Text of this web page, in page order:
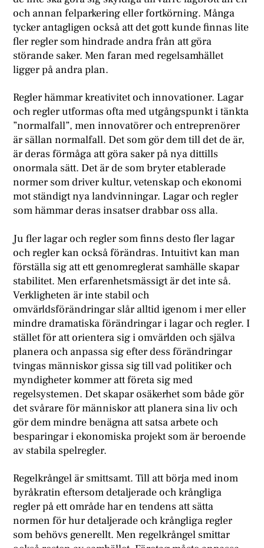
och annan felparkering eller fortkörning. Många
tycker antagligen också att det gott kunde finnas lite
fler regler som hindrade andra från att göra
störande saker. Men faran med regelsamhället
ligger på andra plan.
Regler hämmar kreativitet och innovationer. Lagar
och regler utformas ofta med utgångspunkt i tänkta
”normalfall”, men innovatörer och entreprenörer
är sällan normalfall. Det som gör dem till det de är,
är deras förmåga att göra saker på nya dittills
onormala sätt. Det är de som bryter etablerade
normer som driver kultur, vetenskap och ekonomi
mot ständigt nya landvinningar. Lagar och regler
som hämmar deras insatser drabbar oss alla.
Ju fler lagar och regler som finns desto fler lagar
och regler kan också förändras. Intuitivt kan man
förställa sig att ett genomreglerat samhälle skapar
stabilitet. Men erfarenhetsmässigt är det inte så.
Verkligheten är inte stabil och
omvärldsförändringar slår alltid igenom i mer eller
mindre dramatiska förändringar i lagar och regler. I
stället för att orientera sig i omvärlden och själva
planera och anpassa sig efter dess förändringar
tvingas människor gissa sig till vad politiker och
myndigheter kommer att företa sig med
regelsystemen. Det skapar osäkerhet som både gör
det svårare för människor att planera sina liv och
gör dem mindre benägna att satsa arbete och
besparingar i ekonomiska projekt som är beroende
av stabila spelregler.
Regelkrångel är smittsamt. Till att börja med inom
byråkratin eftersom detaljerade och krångliga
regler på ett område har en tendens att sätta
normen för hur detaljerade och krångliga regler
som behövs generellt. Men regelkrångel smittar